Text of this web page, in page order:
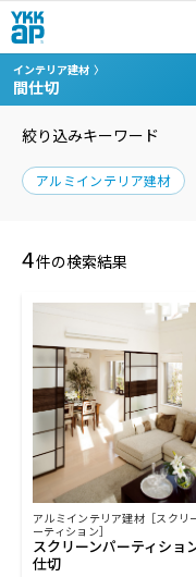
商品を探す
カテゴリから探
インテリア建材
間仕切
絞り込みキーワード
アルミインテリア建材
4件の検索結果
アルミインテリア建材［スクリ
ーティション］
スクリーンパーティショ
仕切